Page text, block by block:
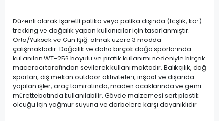
Düzenli olarak işaretli patika veya patika dışında (taşlık, kar)
trekking ve dağcılık yapan kullanıcılar için tasarlanmıştır.
Orta/Yüksek ve Gün Işığı olmak üzere 3 modda
çalışmaktadır. Dağcılık ve daha birçok doğa sporlarında
kullanılan WT-256 boyutu ve pratik kullanımı nedeniyle birçok
maceracı tarafından sevilerek kullanılmaktadır. Balıkçılık, dağ
sporları, dış mekan outdoor aktiviteleri, inşaat ve dışarıda
yapılan işler, araç tamiratında, maden ocaklarında ve gemi
mürettebatında kullanılabilir. Gövde malzemesi sert plastik
olduğu için yağmur suyuna ve darbelere karşı dayanıklıdır.